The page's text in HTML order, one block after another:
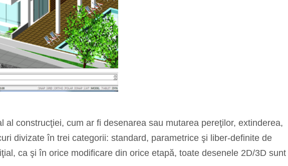
construcţiei, cum ar fi desenarea sau mutarea pereţilor, extinderea,
divizate în trei categorii: standard, parametrice şi liber-definite de
ca şi în orice modificare din orice etapă, toate desenele 2D/3D sunt